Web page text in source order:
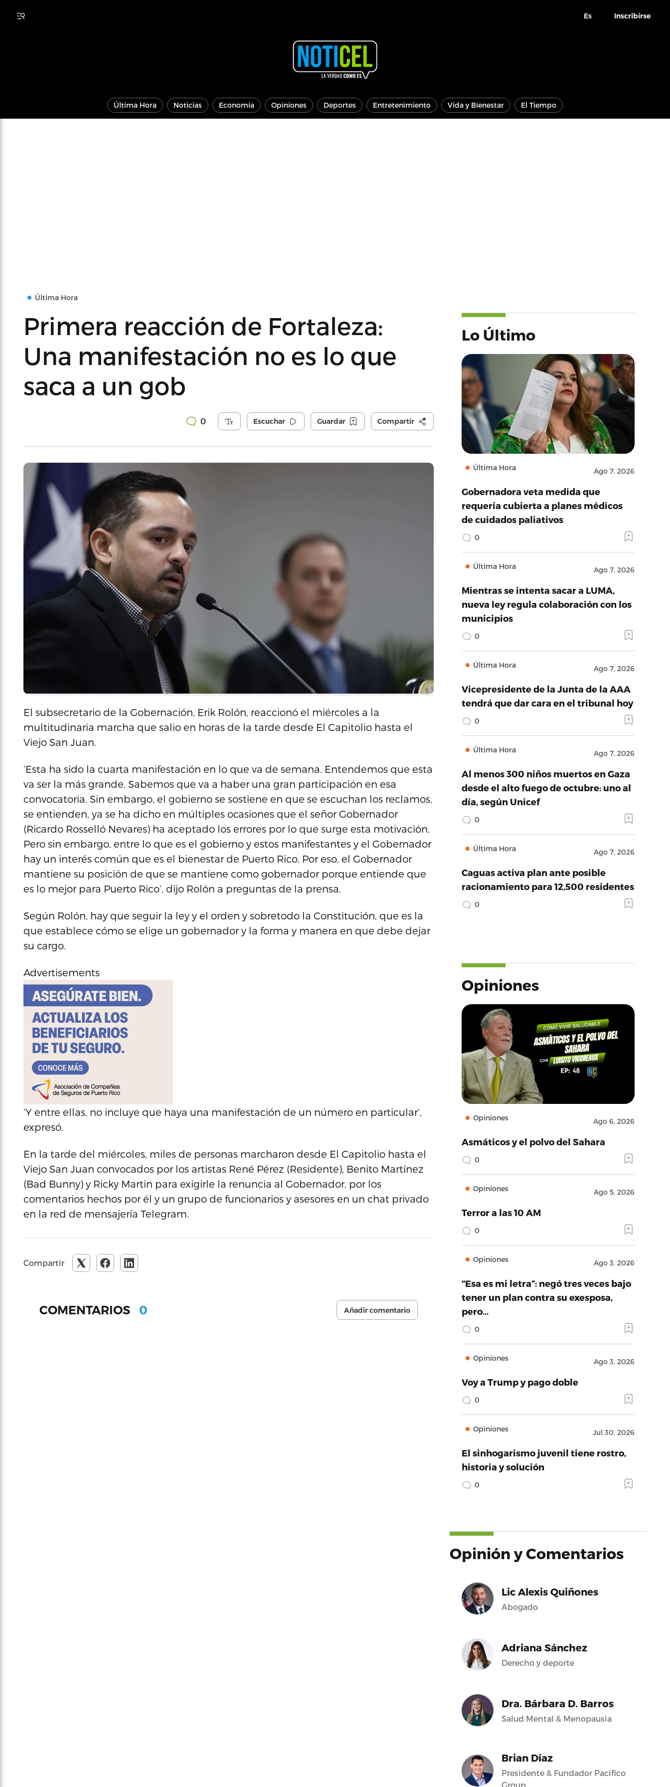
Es Inscribirse
Última Hora Noticias Economía Opiniones Deportes Entretenimiento Vida y Bienestar El Tiempo
Última Hora
Primera reacción de Fortaleza:
Una manifestación no es lo que
saca a un gob
0 Escuchar Guardar Compartir
El subsecretario de la Gobernación, Erik Rolón, reaccionó el miércoles a la
multitudinaria marcha que salio en horas de la tarde desde El Capitolio hasta el
Viejo San Juan.
‘Esta ha sido la cuarta manifestación en lo que va de semana. Entendemos que esta
va ser la más grande. Sabemos que va a haber una gran participación en esa
convocatoria. Sin embargo, el gobierno se sostiene en que se escuchan los reclamos,
se entienden, ya se ha dicho en múltiples ocasiones que el señor Gobernador
(Ricardo Rosselló Nevares) ha aceptado los errores por lo que surge esta motivación.
Pero sin embargo, entre lo que es el gobierno y estos manifestantes y el Gobernador
hay un interés común que es el bienestar de Puerto Rico. Por eso, el Gobernador
mantiene su posición de que se mantiene como gobernador porque entiende que
es lo mejor para Puerto Rico’, dijo Rolón a preguntas de la prensa.
Según Rolón, hay que seguir la ley y el orden y sobretodo la Constitución, que es la
que establece cómo se elige un gobernador y la forma y manera en que debe dejar
su cargo.
Advertisements
‘Y entre ellas, no incluye que haya una manifestación de un número en particular’,
expresó.
En la tarde del miércoles, miles de personas marcharon desde El Capitolio hasta el
Viejo San Juan convocados por los artistas René Pérez (Residente), Benito Martínez
(Bad Bunny) y Ricky Martin para exigirle la renuncia al Gobernador, por los
comentarios hechos por él y un grupo de funcionarios y asesores en un chat privado
en la red de mensajería Telegram.
Compartir
COMENTARIOS 0 Añadir comentario
Lo Último
Última Hora Ago 7, 2026
Gobernadora veta medida que
requería cubierta a planes médicos
de cuidados paliativos
0
Última Hora Ago 7, 2026
Mientras se intenta sacar a LUMA,
nueva ley regula colaboración con los
municipios
0
Última Hora Ago 7, 2026
Vicepresidente de la Junta de la AAA
tendrá que dar cara en el tribunal hoy
0
Última Hora Ago 7, 2026
Al menos 300 niños muertos en Gaza
desde el alto fuego de octubre: uno al
día, según Unicef
0
Última Hora Ago 7, 2026
Caguas activa plan ante posible
racionamiento para 12,500 residentes
0
Opiniones
Opiniones Ago 6, 2026
Asmáticos y el polvo del Sahara
0
Opiniones Ago 5, 2026
Terror a las 10 AM
0
Opiniones Ago 3, 2026
“Esa es mi letra”: negó tres veces bajo
tener un plan contra su exesposa,
pero…
0
Opiniones Ago 3, 2026
Voy a Trump y pago doble
0
Opiniones Jul 30, 2026
El sinhogarismo juvenil tiene rostro,
historia y solución
0
Opinión y Comentarios
Lic Alexis Quiñones
Abogado
Adriana Sánchez
Derecho y deporte
Dra. Bárbara D. Barros
Salud Mental & Menopausia
Brian Díaz
Presidente & Fundador Pacifico
Group